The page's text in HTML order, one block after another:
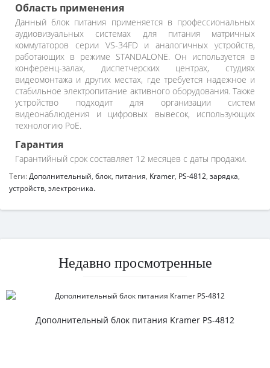
Область применения
Данный блок питания применяется в профессиональных
аудиовизуальных системах для питания матричных
коммутаторов серии VS-34FD и аналогичных устройств,
работающих в режиме STANDALONE. Он используется в
конференц-залах, диспетчерских центрах, студиях
видеомонтажа и других местах, где требуется надежное и
стабильное электропитание активного оборудования. Также
устройство подходит для организации систем
видеонаблюдения и цифровых вывесок, использующих
технологию PoE.
Гарантия
Гарантийный срок составляет 12 месяцев с даты продажи.
Теги:Дополнительный, блок, питания, Kramer, PS-4812, зарядка,
устройств, электроника.
Недавно просмотренные
Дополнительный блок питания Kramer PS-4812